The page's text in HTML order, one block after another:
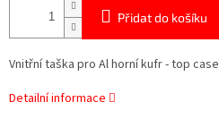
Přidat do košíku
Vnitřní taška pro Al horní kufr - top case
Detailní informace